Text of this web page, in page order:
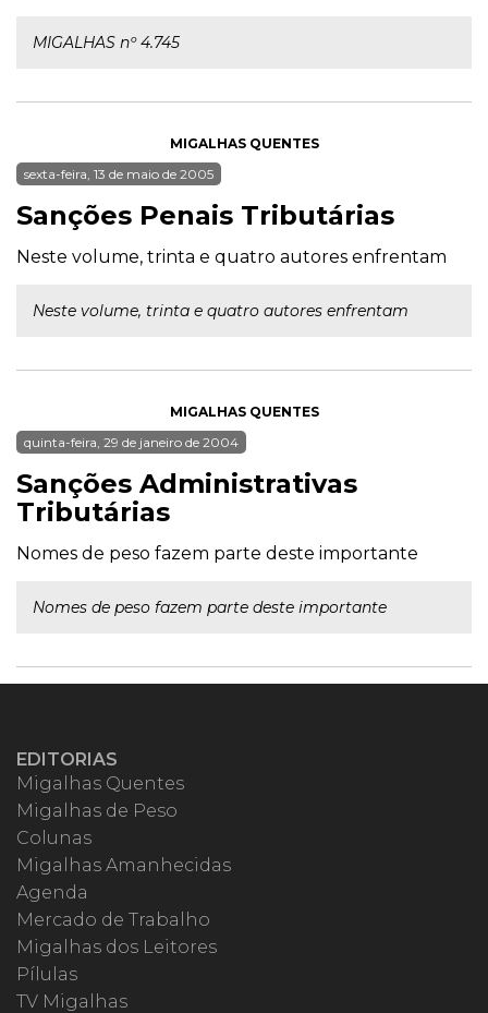
MIGALHAS nº 4.745
MIGALHAS QUENTES
sexta-feira, 13 de maio de 2005
Sanções Penais Tributárias
Neste volume, trinta e quatro autores enfrentam
Neste volume, trinta e quatro autores enfrentam
MIGALHAS QUENTES
quinta-feira, 29 de janeiro de 2004
Sanções Administrativas
Tributárias
Nomes de peso fazem parte deste importante
Nomes de peso fazem parte deste importante
EDITORIAS
Migalhas Quentes
Migalhas de Peso
Colunas
Migalhas Amanhecidas
Agenda
Mercado de Trabalho
Migalhas dos Leitores
Pílulas
TV Migalhas